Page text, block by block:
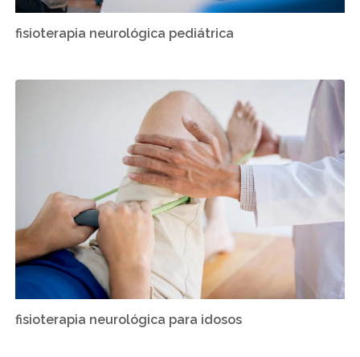
fisioterapia neurológica pediátrica
fisioterapia neurológica para idosos